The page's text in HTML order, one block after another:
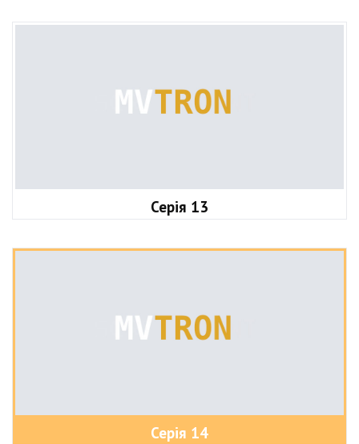
Серія 13
Серія 14